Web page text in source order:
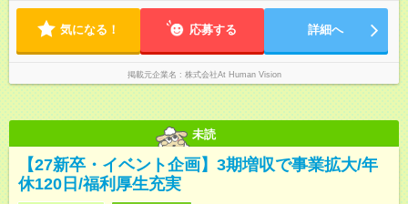
形態：本採用時と同じです。 給与：月給 224,000円 ～ 330,000
円 上記額にはみなし残業代を含みます。※超過分は全額支給い
たします。 みなし残業代 24,000円 ～ 34,000円／月 みなし残業
時間 15時間／月
先に より異なります。 ※＜シフト例＞ 10:00～19:00／11:00
～20:00
気になる！ 応募する 詳細へ
掲載元企業名 株式会社At Human Vision
未読
【27新卒・イベント企画】3期増収で事業拡大/年
休120日/福利厚生充実